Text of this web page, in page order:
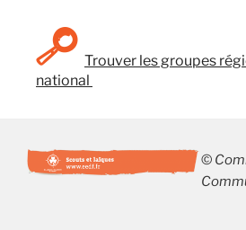
Trouver les groupes
national
©